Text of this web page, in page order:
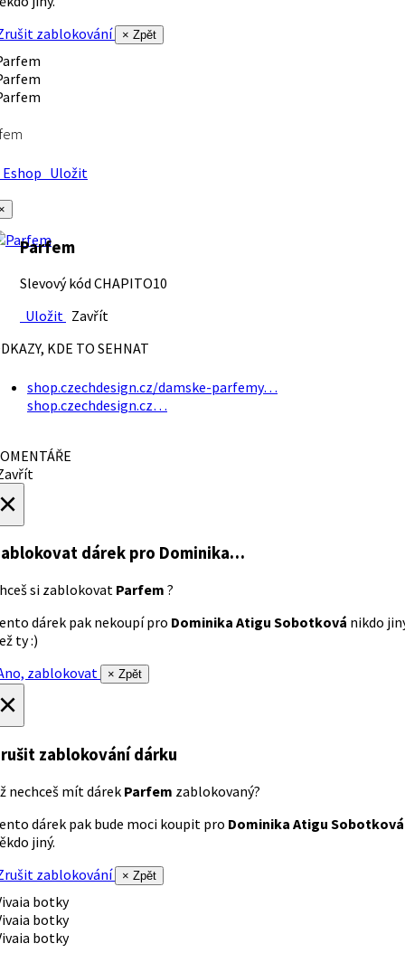
zablokování
× Zpět
Uložit
Parfem
Slevový kód CHAPITO10
Uložit Zavřít
KDE TO SEHNAT
shop.czechdesign.cz/damske-parfemy…
shop.czechdesign.cz…
dárek pro Dominika…
si zablokovat Parfem ?
dárek pak nekoupí pro Dominika Atigu Sobotková nikdo
ty :)
zablokovat
× Zpět
zablokování dárku
nechceš mít dárek Parfem zablokovaný?
dárek pak bude moci koupit pro Dominika Atigu Sobotková
jiný.
zablokování
× Zpět